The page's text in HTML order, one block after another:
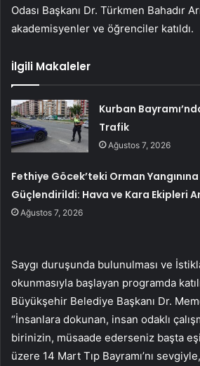
Odası Başkanı Dr. Türkmen Bahadır
akademisyenler ve öğrenciler katıldı.
İlgili Makaleler
Kurban
Trafik
Ağustos 7, 2026
Fethiye Göcek’teki Orman
Güçlendirildi: Hava ve Kara Ekipleri
Ağustos 7, 2026
Saygı duruşunda bulunulması ve
okunmasıyla başlayan programda
Büyükşehir Belediye Başkanı Dr.
“İnsanlara dokunan, insan odaklı
birinizin, müsaade ederseniz başta
üzere 14 Mart Tıp Bayramı’nı